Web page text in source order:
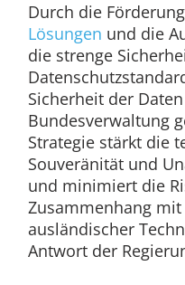
Durch die
Lösungen und die
die strenge
Sicherheit der
Bundesverwaltung
Strategie stärkt die
Souveränität und
und minimiert die
Zusammenhang mit
ausländischer
Antwort der